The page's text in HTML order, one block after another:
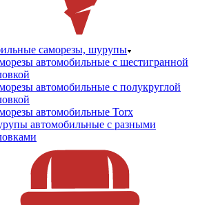
саморезы, шурупы
автомобильные с шестигранной
автомобильные с полукруглой
автомобильные Torx
автомобильные с разными